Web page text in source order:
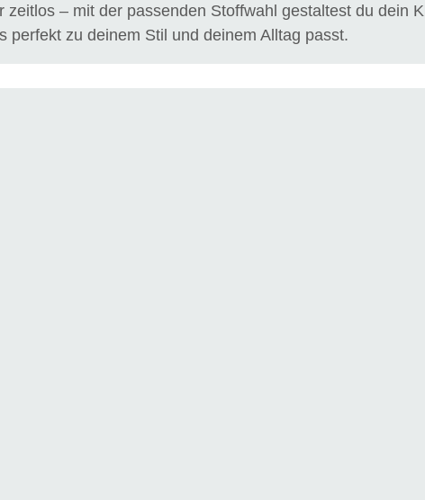
zeitlos – mit der passenden Stoffwahl gestaltest du
perfekt zu deinem Stil und deinem Alltag passt.